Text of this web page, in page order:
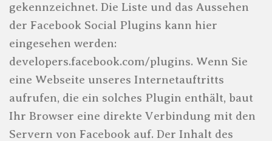
gekennzeichnet. Die Liste und das Aussehen
der Facebook Social Plugins kann hier
eingesehen werden:
developers.facebook.com/plugins. Wenn Sie
eine Webseite unseres Internetauftritts
aufrufen, die ein solches Plugin enthält, baut
Ihr Browser eine direkte Verbindung mit den
Servern von Facebook auf. Der Inhalt des